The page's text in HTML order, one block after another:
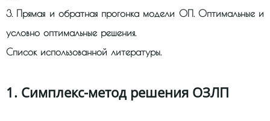
3. Прямая и обратная прогонка модели ОП. Оптимальные и
условно оптимальные решения.
Список использованной литературы.
1. Симплекс-метод решения ОЗЛП